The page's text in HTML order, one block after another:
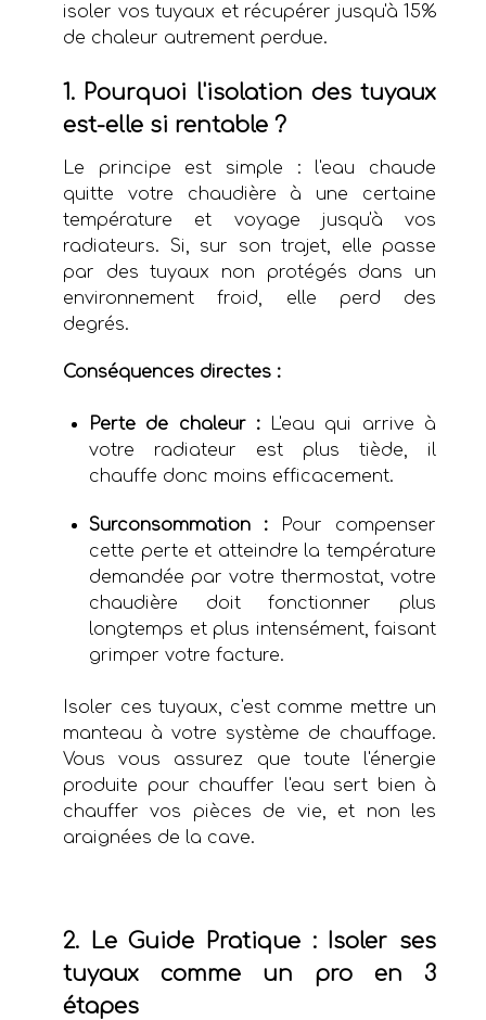
isoler vos tuyaux et récupérer jusqu'à 15%
de chaleur autrement perdue.
1. Pourquoi l'isolation des tuyaux
est-elle si rentable ?
Le principe est simple : l'eau chaude
quitte votre chaudière à une certaine
température et voyage jusqu'à vos
radiateurs. Si, sur son trajet, elle passe
par des tuyaux non protégés dans un
environnement froid, elle perd des
degrés.
Conséquences directes :
Perte de chaleur :L'eau qui arrive à
votre radiateur est plus tiède, il
chauffe donc moins efficacement.
Surconsommation : Pour compenser
cette perte et atteindre la température
demandée par votre thermostat, votre
chaudière doit fonctionner plus
longtemps et plus intensément, faisant
grimper votre facture.
Isoler ces tuyaux, c'est comme mettre un
manteau à votre système de chauffage.
Vous vous assurez que toute l'énergie
produite pour chauffer l'eau sert bien à
chauffer vos pièces de vie, et non les
araignées de la cave.
2. Le Guide Pratique : Isoler ses
tuyaux comme un pro en 3
étapes